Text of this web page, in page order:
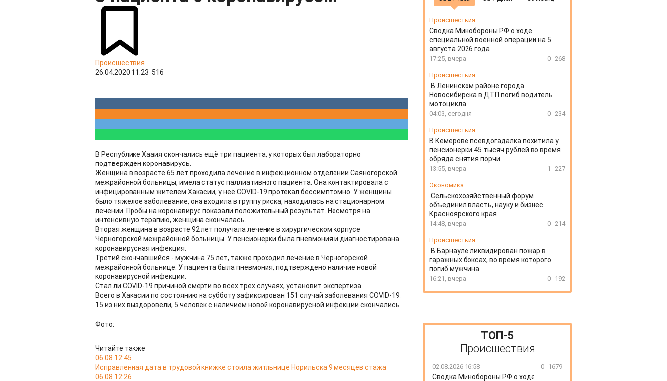
Происшествия
26.04.2020 11:23 516
В Республике Хааия скончались ещё три пациента, у которых был лабораторно
подтверждён коронавирусь.
Женщина в возрасте 65 лет проходила лечение в инфекционном отделении Саяногорской
межрайонной больницы, имела статус паллиативного пациента. Она контактировала с
инфицированным жителем Хакасии, у неё COVID-19 протекал бессимптомно. У женщины
было тяжелое заболевание, она входила в группу риска, находилась на стационарном
лечении. Пробы на коронавирус показали положительный результат. Несмотря на
интенсивную терапию, женщина скончалась.
Вторая женщина в возрасте 92 лет получала лечение в хирургическом корпусе
Черногорской межрайонной больницы. У пенсионерки была пневмония и диагностирована
коронавирусная инфекция.
Третий скончавшийся - мужчина 75 лет, также проходил лечение в Черногорской
межрайонной больнице. У пациента была пневмония, подтверждено наличие новой
коронавирусной инфекции.
Стал ли COVID-19 причиной смерти во всех трех случаях, установит экспертиза.
Всего в Хакасии по состоянию на субботу зафиксирован 151 случай заболевания COVID-19,
15 из них выздоровели, 5 человек с наличием новой коронавирусной инфекции скончались.
Фото:
Читайте также
06.08 12:45
Исправленная дата в трудовой книжке стоила житльнице Норильска 9 месяцев стажа
06.08 12:26
Происшествия
Сводка Минобороны РФ о ходе
специальной военной операции на 5
августа 2026 года
17:25, вчера 0 268
Происшествия
В Ленинском районе города
Новосибирска в ДТП погиб водитель
мотоцикла
04:03, сегодня 0 234
Происшествия
В Кемерове псевдогадалка похитила у
пенсионерки 45 тысяч рублей во время
обряда снятия порчи
13:55, вчера 1 227
Экономика
Сельскохозяйственный форум
объединил власть, науку и бизнес
Красноярского края
14:48, вчера 0 214
Происшествия
В Барнауле ликвидирован пожар в
гаражных боксах, во время которого
погиб мужчина
16:21, вчера 0 192
ТОП-5
Происшествия
02.08.2026 16:58 0 1679
Сводка Минобороны РФ о ходе